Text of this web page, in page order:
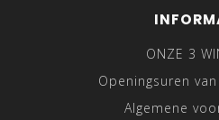
ONZE 3
Openingsuren
Algemene